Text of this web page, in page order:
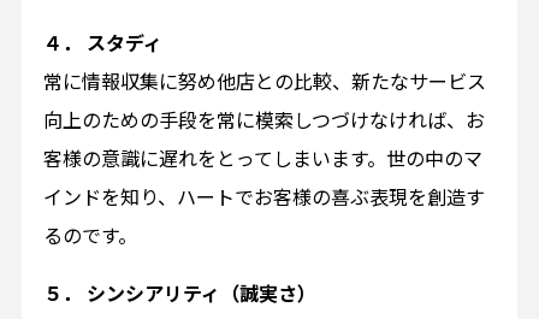
４． スタディ
常に情報収集に努め他店との比較、新たなサービス
向上のための手段を常に模索しつづけなければ、お
客様の意識に遅れをとってしまいます。世の中のマ
インドを知り、ハートでお客様の喜ぶ表現を創造す
るのです。
５． シンシアリティ（誠実さ）